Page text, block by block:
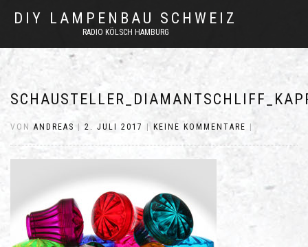
DIY LAMPENBAU SCHWEIZ
RADIO KÖLSCH HAMBURG
VONANDREAS 2. JULI 2017 KEINE KOMMENTARE